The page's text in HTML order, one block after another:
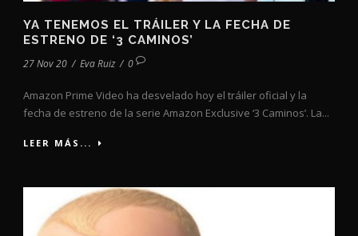
YA TENEMOS EL TRÁILER Y LA FECHA DE
ESTRENO DE ‘3 CAMINOS’
27 Nov 20 / Eva Ruiz / 0
Amazon Prime Video ha desvelado hoy el tráiler oficial y la
fecha de estreno de la serie Amazon Exclusive ‘3 Caminos’. La...
LEER MÁS...